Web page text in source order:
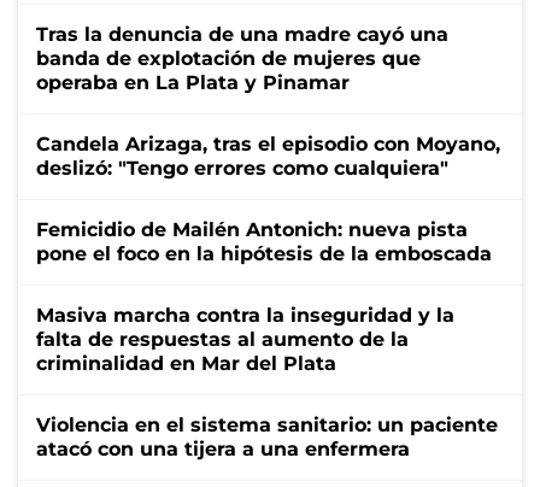
Tras la denuncia de una madre cayó una
banda de explotación de mujeres que
operaba en La Plata y Pinamar
Candela Arizaga, tras el episodio con Moyano,
deslizó: "Tengo errores como cualquiera"
Femicidio de Mailén Antonich: nueva pista
pone el foco en la hipótesis de la emboscada
Masiva marcha contra la inseguridad y la
falta de respuestas al aumento de la
criminalidad en Mar del Plata
Violencia en el sistema sanitario: un paciente
atacó con una tijera a una enfermera